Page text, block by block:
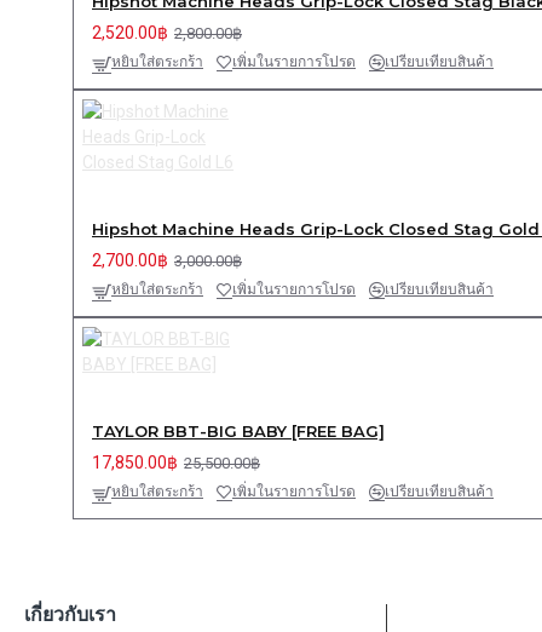
2,520.00฿ 2,800.00฿
หยิบใส่ตระกร้า เพิ่มในรายการโปรด เปรียบเทียบสินค้า
Hipshot Machine Heads Grip-Lock Closed Stag Gold
2,700.00฿ 3,000.00฿
หยิบใส่ตระกร้า เพิ่มในรายการโปรด เปรียบเทียบสินค้า
TAYLOR BBT-BIG BABY [FREE BAG]
17,850.00฿ 25,500.00฿
หยิบใส่ตระกร้า เพิ่มในรายการโปรด เปรียบเทียบสินค้า
เกี่ยวกับเรา